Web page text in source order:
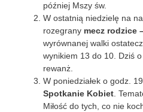
później Mszy św.
W ostatnią niedzielę na
rozegrany mecz rodzice
wyrównanej walki
wynikiem 13 do 10. Dziś
rewanż.
W poniedziałek o godz.
Spotkanie Kobiet.
Miłość do tych, co nie